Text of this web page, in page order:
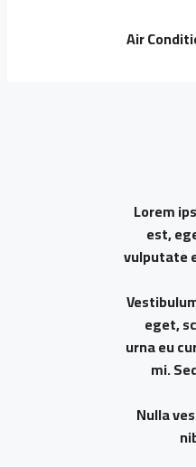
Air
Lorem
est,
vulputate
eget,
urna eu
mi.
Nulla